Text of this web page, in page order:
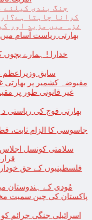
جنگ بندی کیلئے
کرانا چاہتا
غزہ میں مزید اور
بھارتی ریاست آسام
خدارا ! ہمارے بچوں
سابق وزیراعظم
مقبوضہ کشمیر پر بھارتی غاصبانہ
سلامتی کونسل
فلسطینیوں کے حق
مُودی کے ہندوستان
اسرائیلی جنگی جرائم